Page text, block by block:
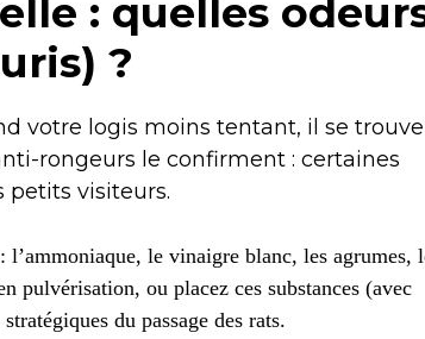
: quelles
?
votre logis moins tentant, il se trouve
rongeurs le confirment : certaines
petits visiteurs.
le vinaigre blanc, les agrumes,
ou placez ces substances (avec
du passage des rats.